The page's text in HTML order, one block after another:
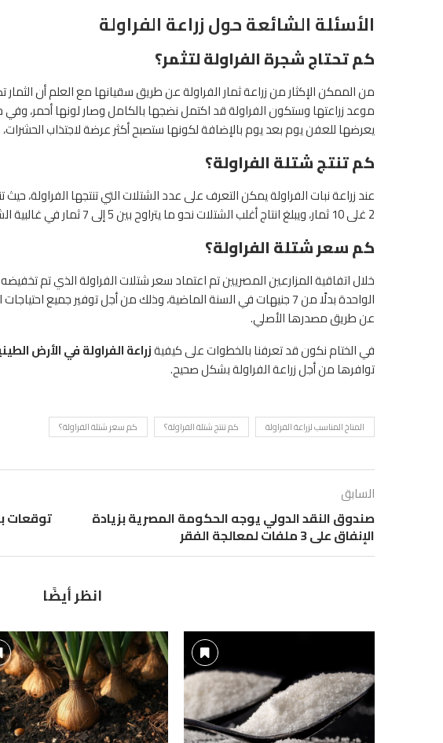
الأسئلة الشائعة حول زراعة الفراولة
كم تحتاج شجرة الفراولة لتثمر؟
من الممكن الإكثار من زراعة ثمار الفراولة عن طريق سقيانها مع العلم أن
موعد زراعتها وستكون الفراولة قد اكتمل نضجها بالكامل وصار لونها أحمر،
يعرضها للعفن يوم بعد يوم بالإضافة لكونها ستصبح أكثر عرضة لاجتذاب
كم تنتج شتلة الفراولة؟
عند زراعة نبات الفراولة يمكن التعرف على عدد الشتلات التي تنتجها الفراولة،
2 غلى 10 ثمار، ويبلغ انتاج أغلب الشتلات نحو ما يتراوح بين 5 إلى 7 ثمار في غالبية الشتلات.
كم سعر شتلة الفراولة؟
الواحدة بدلًا من 7 جنيهات في السنة الماضية، وذلك من أجل توفير
عن طريق مصدرها الأصلي.
في الختام نكون قد تعرفنا بالخطوات على كيفيةزراعة الفراولة في الأرض
توافرها من أجل زراعة الفراولة بشكل صحيح.
المناخ المناسب لزراعة الفراولة كم تنتج شتلة الفراولة؟ كم سعر شتلة الفراولة؟
السابق
صندوق النقد الدولي يوجه الحكومة المصرية بزيادة
الإنفاق على 3 ملفات لمعالجة الفقر
انظر أيضًا